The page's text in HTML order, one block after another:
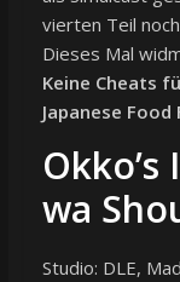
vierten Teil
Dieses Mal
Keine Cheats
Japanese
wa
Studio: DLE,